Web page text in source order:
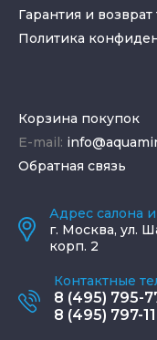
Гарантия и возврат
Политика
Корзина покупок
E-mail:
Обратная связь
Адрес салона
г. Москва, ул.
корп. 2
Контактные
8 (495) 795-
8 (495) 797-